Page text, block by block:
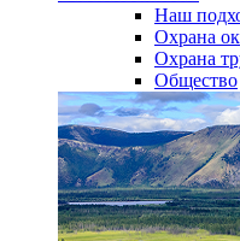
Наш
Охрана
Охрана
Общество